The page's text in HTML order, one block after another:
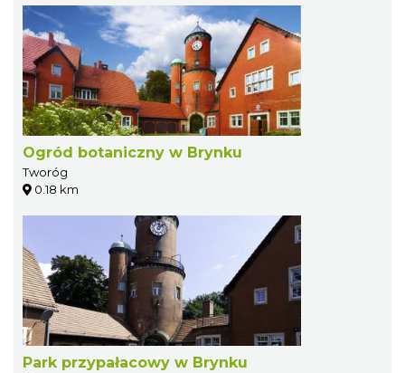
Ogród botaniczny w Brynku
Tworóg
0.18 km
Park przypałacowy w Brynku